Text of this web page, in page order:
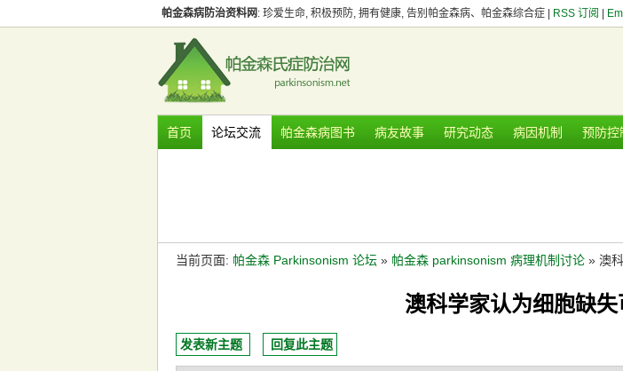
帕金森病防治资料网 : 珍爱生命, 积极预防, 拥有健康, 告别帕金森病、帕金森综合症 | RSS 订阅
首页 论坛交流 帕金森病图书 病友故事 研究动态 病因机制 预防控
当前页面: 帕金森 Parkinsonism 论坛 » 帕金森 parkinsonism 病理机制讨论 » 澳
澳科学家认为细胞缺
发表新主题 回复此主题